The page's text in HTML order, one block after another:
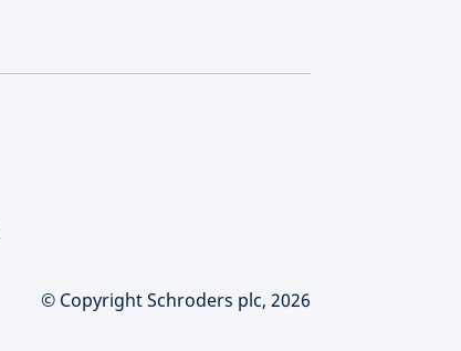
© Copyright Schroders plc, 2026